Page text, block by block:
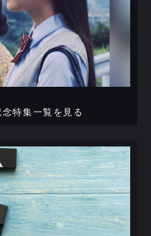
特集一覧を見る